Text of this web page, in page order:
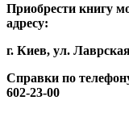
Приобрести книгу
адресу:
г. Киев, ул.
Справки по
602-23-00